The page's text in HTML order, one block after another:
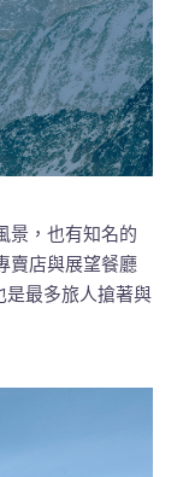
景，也有知名的
賣店與展望餐廳
是最多旅人搶著與